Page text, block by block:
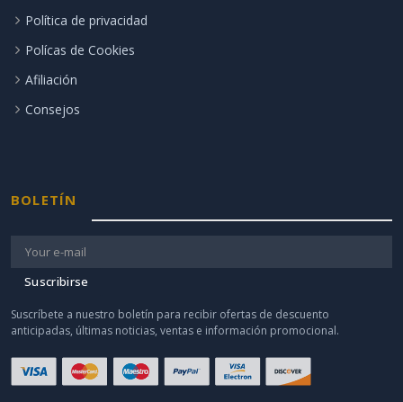
Política de privacidad
Polícas de Cookies
Afiliación
Consejos
BOLETÍN
Suscribirse
Suscríbete a nuestro boletín para recibir ofertas de descuento
anticipadas, últimas noticias, ventas e información promocional.